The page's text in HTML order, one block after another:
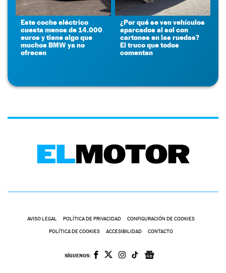
Este coche eléctrico
cuesta menos de 14.000
euros y tiene algo que
muchos BMW ya no
ofrecen
¿Por qué se ven vehículos
aparcados al sol con
cartones en las ruedas?
El truco que todos
comentan
AVISO LEGAL POLÍTICA DE PRIVACIDAD CONFIGURACIÓN DE COOKIES
POLÍTICA DE COOKIES ACCESIBILIDAD CONTACTO
SÍGUENOS: